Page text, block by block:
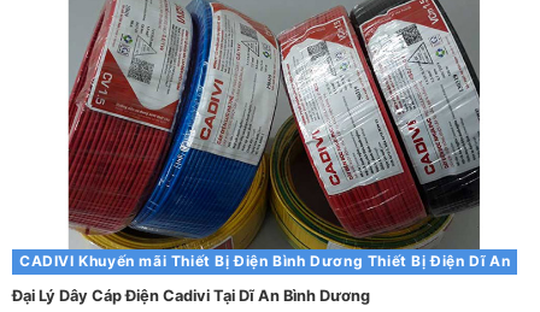
CADIVI Khuyến mãi Thiết Bị Điện Bình Dương Thiết Bị Điện Dĩ An
Đại Lý Dây Cáp Điện Cadivi Tại Dĩ An Bình Dương